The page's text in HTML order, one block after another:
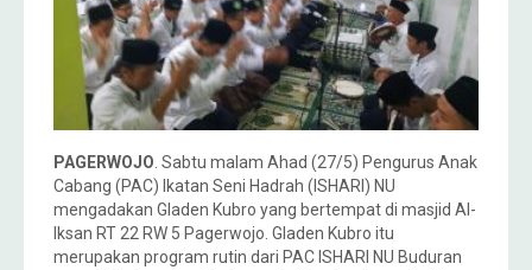
PAGERWOJO . Sabtu malam Ahad (27/5) Pengurus Anak
Cabang (PAC) Ikatan Seni Hadrah (ISHARI) NU
mengadakan Gladen Kubro yang bertempat di masjid Al-
Iksan RT 22 RW 5 Pagerwojo. Gladen Kubro itu
merupakan program rutin dari PAC ISHARI NU Buduran